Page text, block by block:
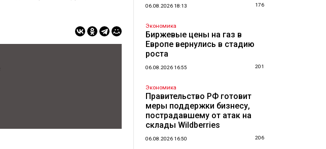
06.08.2026 18:13 176
Экономика
Биржевые цены на газ в
Европе вернулись в стадию
роста
06.08.2026 16:55 201
Экономика
Правительство РФ готовит
меры поддержки бизнесу,
пострадавшему от атак на
склады Wildberries
06.08.2026 16:50 206